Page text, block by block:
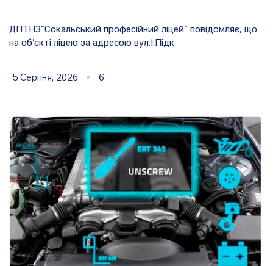
ДПТНЗ”Сокальський професійний ліцей” повідомляє, що
на об’єкті ліцею за адресою вул.І.Підк
5 Серпня, 2026 6